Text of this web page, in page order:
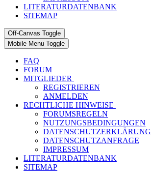
LITERATURDATENBANK
SITEMAP
Off-Canvas Toggle
Mobile Menu Toggle
FAQ
FORUM
MITGLIEDER
REGISTRIEREN
ANMELDEN
RECHTLICHE HINWEISE
FORUMSREGELN
NUTZUNGSBEDINGUNGEN
DATENSCHUTZERKLÄRUNG
DATENSCHUTZANFRAGE
IMPRESSUM
LITERATURDATENBANK
SITEMAP